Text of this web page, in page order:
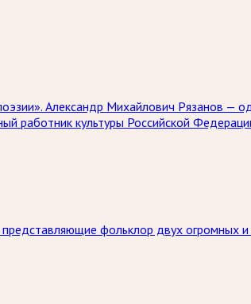
Александр Михайлович Рязанов —
работник культуры Российской
фольклор двух огромных и